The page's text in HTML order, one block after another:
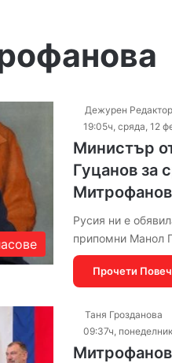
Дежурен Редактор
19:05ч, сряда, 12
Министър
Гуцанов за
Русия ни е
припомни Манол
Прочети
Таня Грозданова
09:37ч,